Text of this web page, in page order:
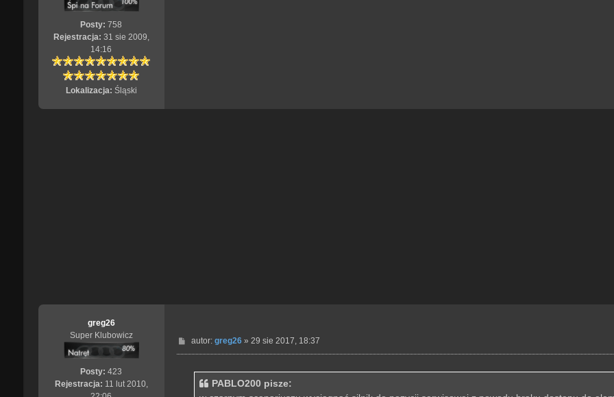
Posty: 758
Rejestracja: 31 sie 2009,
14:16
Lokalizacja: Śląski
greg26
Super Klubowicz
Posty: 423
Rejestracja: 11 lut 2010,
P
o
autor: greg26» 29 sie 2017, 18:37
PABLO200 pisze: